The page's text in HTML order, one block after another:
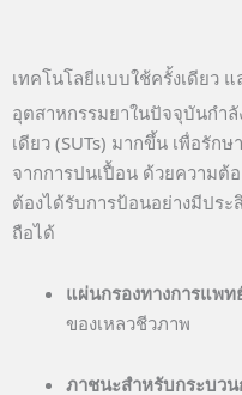
เทคโนโลยีแบบใช้ครั้งเดียว
อุตสาหกรรมยาในปัจจุบันกำ
เดียว (SUTs) มากขึ้น เพื่อรัก
จากการปนเปื้อน ด้วยความต้
ต้องได้รับการป้อนอย่างมีปร
ถือได้
แผ่นกรองทางการแพท
ของเหลวชีวภาพ
ภาชนะสำหรับกระบว